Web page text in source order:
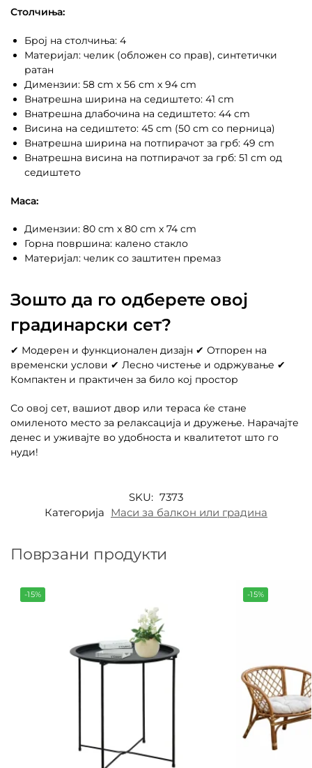
Столчиња:
Број на столчиња: 4
Материјал: челик (обложен со прав), синтетички
ратан
Димензии: 58 cm x 56 cm x 94 cm
Внатрешна ширина на седиштето: 41 cm
Внатрешна длабочина на седиштето: 44 cm
Висина на седиштето: 45 cm (50 cm со перница)
Внатрешна ширина на потпирачот за грб: 49 cm
Внатрешна висина на потпирачот за грб: 51 cm од
седиштето
Маса:
Димензии: 80 cm x 80 cm x 74 cm
Горна површина: калено стакло
Материјал: челик со заштитен премаз
Зошто да го одберете овој
градинарски сет?
✔ Модерен и функционален дизајн ✔ Отпорен на
временски услови ✔ Лесно чистење и одржување ✔
Компактен и практичен за било кој простор
Со овој сет, вашиот двор или тераса ќе стане
омиленото место за релаксација и дружење. Нарачајте
денес и уживајте во удобноста и квалитетот што го
нуди!
SKU: 7373
Категорија Маси за балкон или градина
Поврзани продукти
-15% -15%